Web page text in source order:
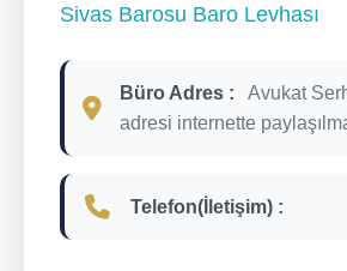
Sivas Barosu Baro Levhası
Büro Adres :
Avukat
adresi internette
Telefon(İletişim) :